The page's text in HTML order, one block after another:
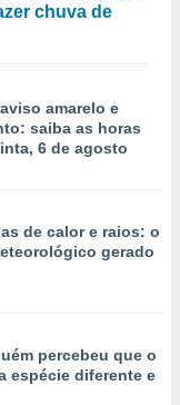
chuva de
amarelo e
saiba as horas
6 de agosto
de calor e raios: o
gerado
percebeu que o
espécie diferente e